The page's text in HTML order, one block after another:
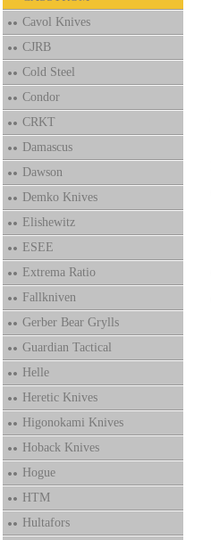
Cavol Knives
CJRB
Cold Steel
Condor
CRKT
Damascus
Dawson
Demko Knives
Elishewitz
ESEE
Extrema Ratio
Fallkniven
Gerber Bear Grylls
Guardian Tactical
Helle
Heretic Knives
Higonokami Knives
Hoback Knives
Hogue
HTM
Hultafors